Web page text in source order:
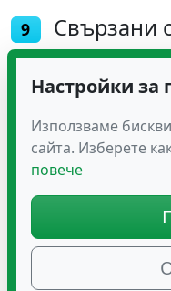
9 Свързани
Лайка (Chamomile):
успокоителни
възпаление на
Маточина (Lemon
успокояващи
намаляване на
на раздразненото
ефект може да
Джинджифил
Настройки за
Използваме
сайта. Изберете
повече